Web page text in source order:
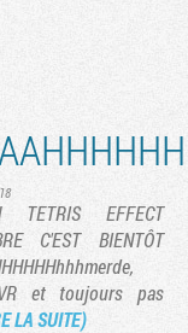
TETRIS EFFECT
C'EST BIENTÔT
et toujours pas
LA SUITE)